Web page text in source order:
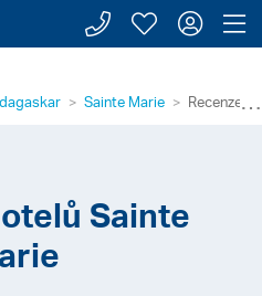
Zavolejte
Moje
⋯
Sainte Marie Recenze
Sainte